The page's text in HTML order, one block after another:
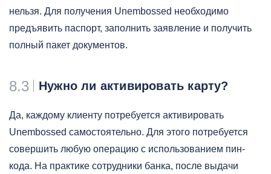
нельзя. Для получения Unembossed необходимо
предъявить паспорт, заполнить заявление и получить
полный пакет документов.
8.3 Нужно ли активировать карту?
Да, каждому клиенту потребуется активировать
Unembossed самостоятельно. Для этого потребуется
совершить любую операцию с использованием пин-
кода. На практике сотрудники банка, после выдачи